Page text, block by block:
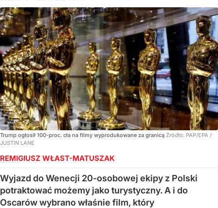
Trump ogłosił 100-proc. cła na filmy wyprodukowane za granicą Źródło: PAP/EPA /
JUSTIN LANE
REMIGIUSZ WŁAST-MATUSZAK
Wyjazd do Wenecji 20-osobowej ekipy z Polski
potraktować możemy jako turystyczny. A i do
Oscarów wybrano właśnie film, który